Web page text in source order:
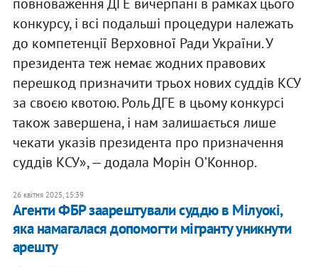
конкурсу, і всі подальші процедури належать
до компетенції Верховної Ради України. У
президента теж немає жодних правових
перешкод призначити трьох нових суддів КСУ
за своєю квотою. Роль ДГЕ в цьому конкурсі
також завершена, і нам залишається лише
чекати указів президента про призначення
суддів КСУ», — додала Морін ОʼКоннор.
26 квітня 2025, 15:39
​Агенти ФБР заарештували суддю в Мілуокі,
яка намагалася допомогти мігранту уникнути
арешту